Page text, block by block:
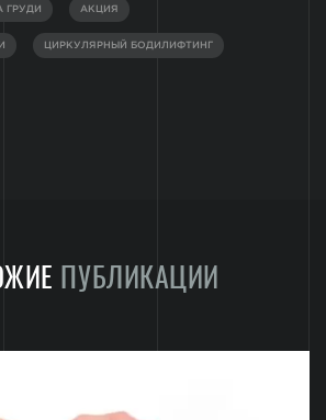
ГРУДИ АКЦИЯ
ЦИРКУЛЯРНЫЙ БОДИЛИФТИНГ
ПУБЛИКАЦИИ